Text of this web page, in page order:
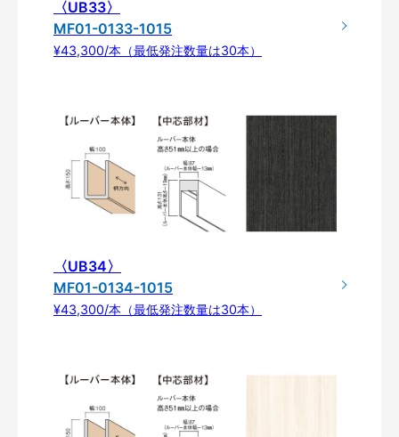
〈UB33〉
MF01-0133-1015
¥43,300/本（最低発注数量は30本）
〈UB34〉
MF01-0134-1015
¥43,300/本（最低発注数量は30本）